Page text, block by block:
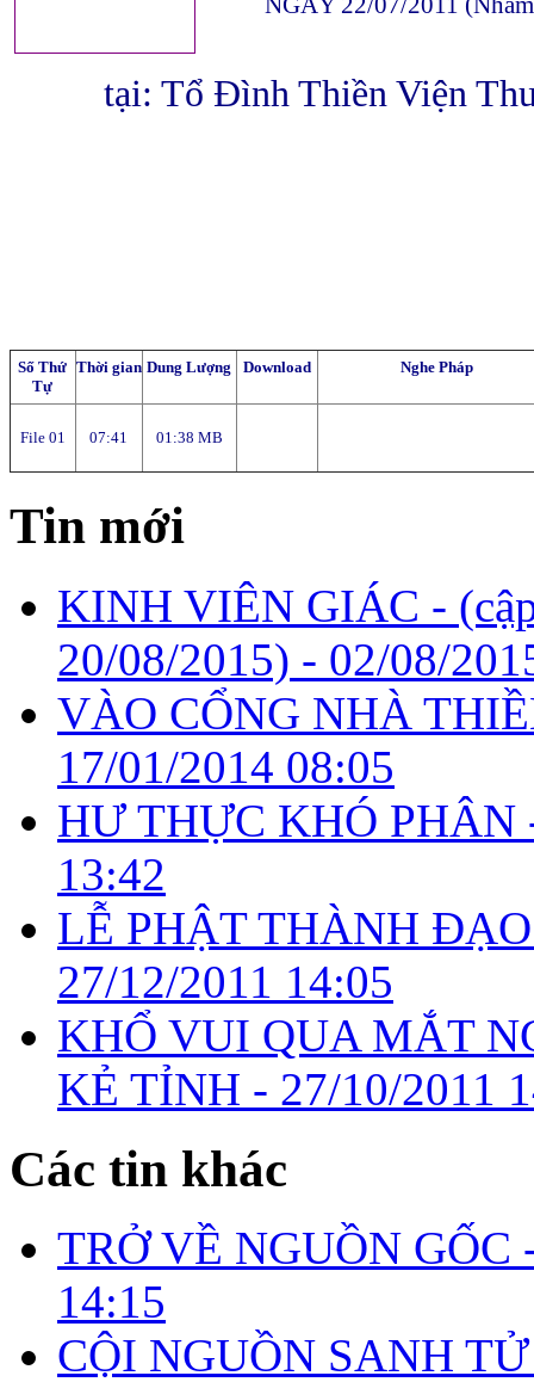
tại: Tổ Đình Thiền Viện
Số Thứ
Tự
Thời gian Dung Lượng Download Nghe Pháp
File 01 07:41 01:38 MB
Tin mới
KINH VIÊN GIÁC -
20/08/2015) - 02/08/
VÀO CỔNG NHÀ
17/01/2014 08:05
HƯ THỰC KHÓ
13:42
LỄ PHẬT THÀNH
27/12/2011 14:05
KHỔ VUI QUA MẮT
KẺ TỈNH - 27/10/2011
Các tin khác
TRỞ VỀ NGUỒN GỐC
14:15
CỘI NGUỒN SANH